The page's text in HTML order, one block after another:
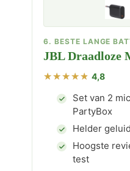
6. BESTE LANGE
JBL Draadloze
4,8
Set van 2
PartyBox
Helder
Hoogste
test